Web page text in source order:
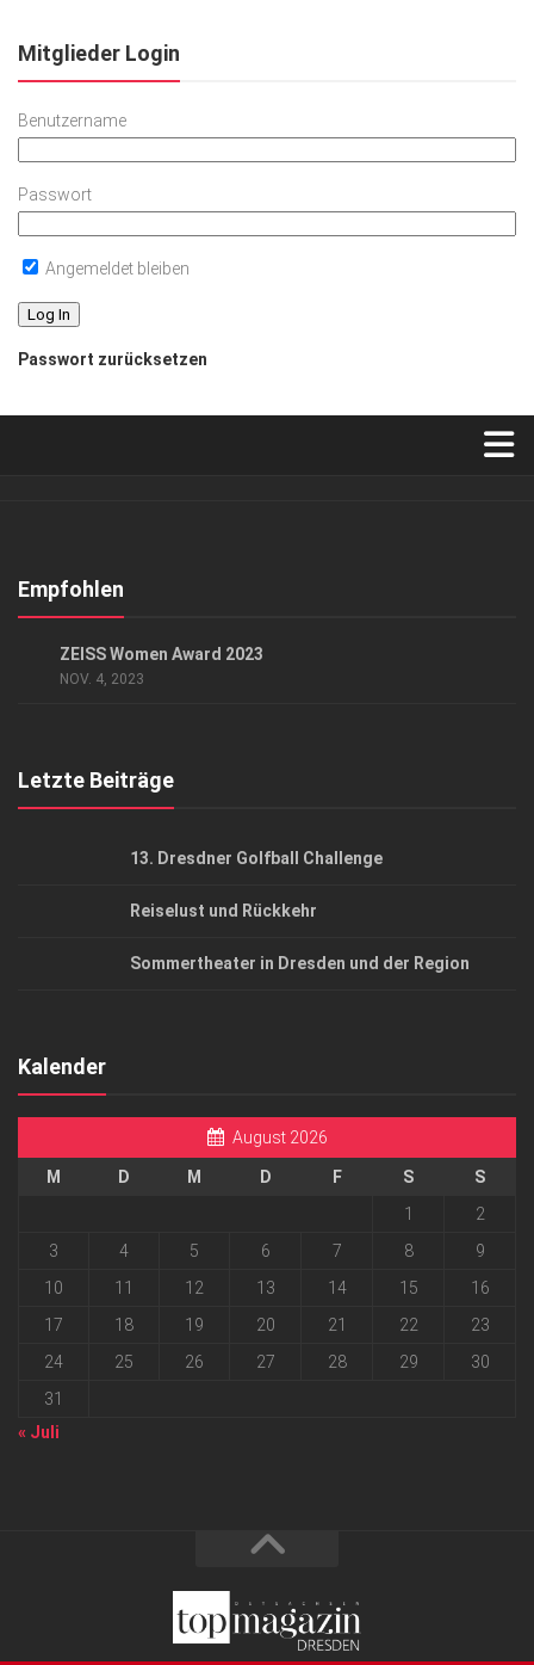
Mitglieder Login
Benutzername
Passwort
Angemeldet bleiben
Passwort zurücksetzen
Kontakt, Impressum
Empfohlen
ZEISS Women Award 2023
NOV. 4, 2023
Letzte Beiträge
13. Dresdner Golfball Challenge
Reiselust und Rückkehr
Sommertheater in Dresden und der Region
Kalender
August 2026
M D M D F S
S
1
2
3
4 5 6 7 8
9
10
11 12 13 14 15
16
17
18 19 20 21 22
23
24
25 26 27 28 29
30
31
« Juli